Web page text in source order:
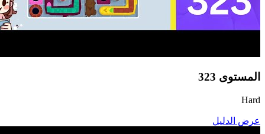
المستوى 323
Hard
عرض الدليل